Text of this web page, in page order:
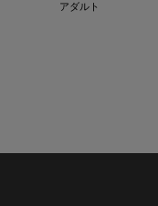
アダルト